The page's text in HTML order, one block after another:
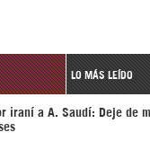
LO MÁS LEÍDO
iraní a A. Saudí: Deje de